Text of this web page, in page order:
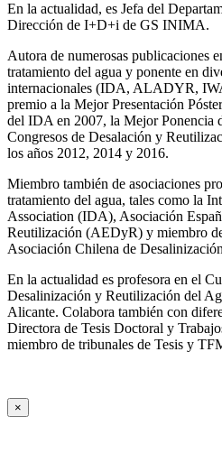
En la actualidad, es Jefa del
Dirección de I+D+i de GS INIMA.
Autora de numerosas publicaciones
tratamiento del agua y ponente en
internacionales (IDA, ALADYR,
premio a la Mejor Presentación
del IDA en 2007, la Mejor Ponencia
Congresos de Desalación y
los años 2012, 2014 y 2016.
Miembro también de asociaciones
tratamiento del agua, tales como la
Association (IDA), Asociación
Reutilización (AEDyR) y miembro
Asociación Chilena de
En la actualidad es profesora en el
Desalinización y Reutilización del
Alicante. Colabora también con
Directora de Tesis Doctoral y
miembro de tribunales de Tesis y
×